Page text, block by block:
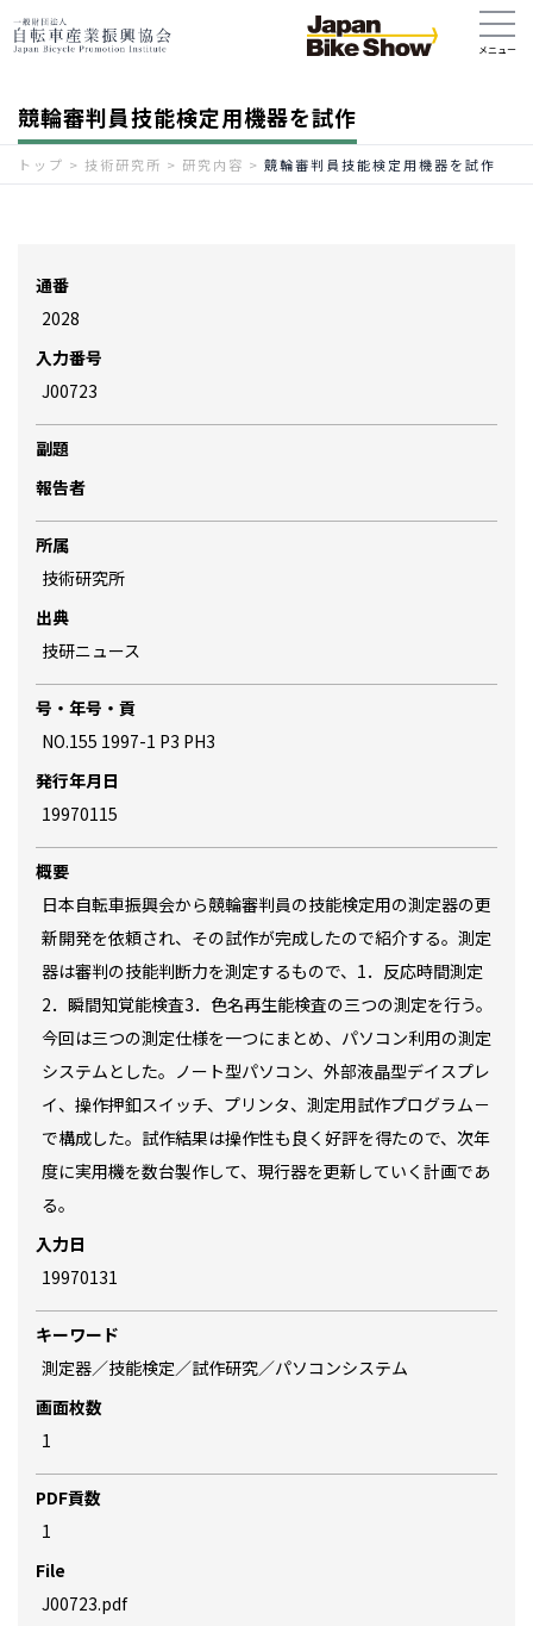
競輪審判員技能検定用機器を試作
トップ > 技術研究所 > 研究内容 > 競輪審判員技能検定用機器を試作
通番
2028
入力番号
J00723
副題
報告者
所属
技術研究所
出典
技研ニュース
号・年号・貢
NO.155 1997-1 P3 PH3
発行年月日
19970115
概要
日本自転車振興会から競輪審判員の技能検定用の測定器の更
新開発を依頼され、その試作が完成したので紹介する。測定
器は審判の技能判断力を測定するもので、1．反応時間測定
2．瞬間知覚能検査3．色名再生能検査の三つの測定を行う。
今回は三つの測定仕様を一つにまとめ、パソコン利用の測定
システムとした。ノート型パソコン、外部液晶型デイスプレ
イ、操作押釦スイッチ、プリンタ、測定用試作プログラム－
で構成した。試作結果は操作性も良く好評を得たので、次年
度に実用機を数台製作して、現行器を更新していく計画であ
る。
入力日
19970131
キーワード
測定器／技能検定／試作研究／パソコンシステム
画面枚数
1
PDF貢数
1
File
J00723.pdf